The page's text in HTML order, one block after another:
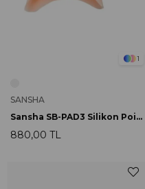
1
SANSHA
Sansha SB-PAD3 Silikon Point Uçluğu
880,00 TL